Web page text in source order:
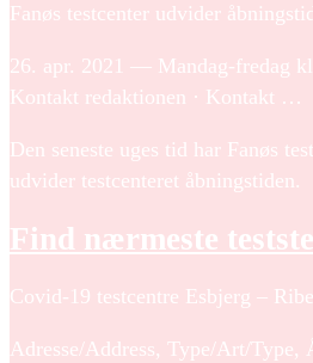
Fanøs testcenter udvider
26. apr. 2021 — Mandag-fredag
Kontakt redaktionen · Kontakt …
Den seneste uges tid har Fanøs
udvider testcenteret åbningstiden.
Find nærmeste
Covid-19 testcentre Esbjerg –
Adresse/Address, Type/Art/Type,